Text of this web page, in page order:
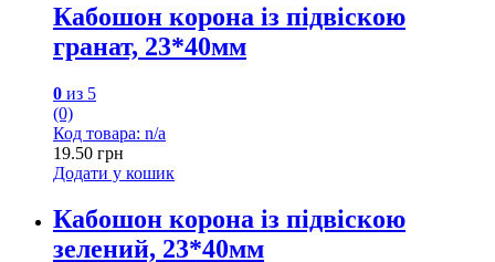
Кабошон корона із підвіскою
гранат, 23*40мм
0 из 5
(0)
Код товара: n/a
19.50 грн
Додати у кошик
Кабошон корона із підвіскою
зелений, 23*40мм